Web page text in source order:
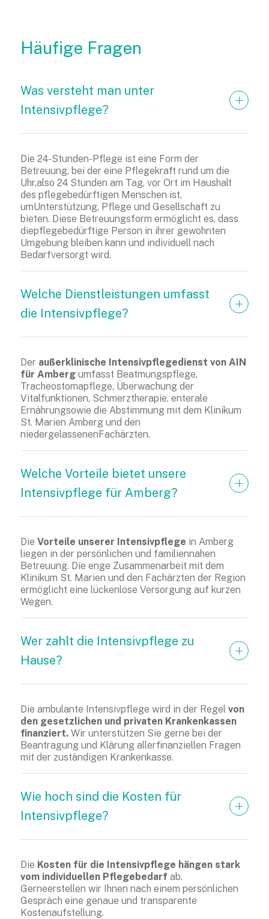
Häufige Fragen
Was versteht man unter
Intensivpflege?
Die 24-Stunden-Pflege ist eine Form der
Betreuung, bei der eine Pflegekraft rund um die
Uhr,also 24 Stunden am Tag, vor Ort im Haushalt
des pflegebedürftigen Menschen ist,
umUnterstützung, Pflege und Gesellschaft zu
bieten. Diese Betreuungsform ermöglicht es, dass
diepflegebedürftige Person in ihrer gewohnten
Umgebung bleiben kann und individuell nach
Bedarfversorgt wird.
Welche Dienstleistungen umfasst
die Intensivpflege?
Der außerklinische Intensivpflegedienst von AIN
für Ambergumfasst Beatmungspflege,
Tracheostomapflege, Überwachung der
Vitalfunktionen, Schmerztherapie, enterale
Ernährungsowie die Abstimmung mit dem Klinikum
St. Marien Amberg und den
niedergelassenenFachärzten.
Welche Vorteile bietet unsere
Intensivpflege für Amberg?
Die Vorteile unserer Intensivpflege in Amberg
liegen in der persönlichen und familiennahen
Betreuung. Die enge Zusammenarbeit mit dem
Klinikum St. Marien und den Fachärzten der Region
ermöglicht eine lückenlose Versorgung auf kurzen
Wegen.
Wer zahlt die Intensivpflege zu
Hause?
Die ambulante Intensivpflege wird in der Regel von
den gesetzlichen und privaten Krankenkassen
finanziert.Wir unterstützen Sie gerne bei der
Beantragung und Klärung allerfinanziellen Fragen
mit der zuständigen Krankenkasse.
Wie hoch sind die Kosten für
Intensivpflege?
Die Kosten für die Intensivpflege hängen stark
vom individuellen Pflegebedarf ab.
Gerneerstellen wir Ihnen nach einem persönlichen
Gespräch eine genaue und transparente
Kostenaufstellung.